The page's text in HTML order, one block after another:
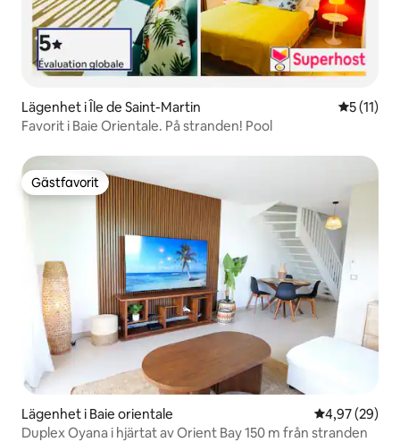
Lägenhet i Île de Saint-Martin 5 av 5 i
5 (11)
Favorit i Baie Orientale. På stranden! Pool
Gästfavorit
Gästfavorit
Lägenhet i Baie orientale 4,97 av 5 i
4,97 (29)
Duplex Oyana i hjärtat av Orient Bay 150 m från stranden